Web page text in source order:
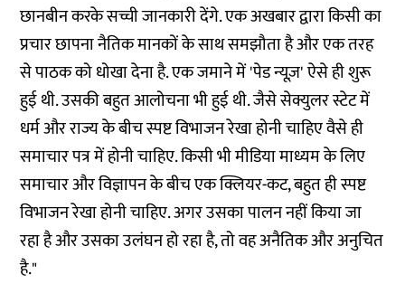
छानबीन करके सच्ची जानकारी देंगे. एक अखबार द्वारा किसी का
प्रचार छापना नैतिक मानकों के साथ समझौता है और एक तरह
से पाठक को धोखा देना है. एक जमाने में 'पेड न्यूज़' ऐसे ही शुरू
हुई थी. उसकी बहुत आलोचना भी हुई थी. जैसे सेक्युलर स्टेट में
धर्म और राज्य के बीच स्पष्ट विभाजन रेखा होनी चाहिए वैसे ही
समाचार पत्र में होनी चाहिए. किसी भी मीडिया माध्यम के लिए
समाचार और विज्ञापन के बीच एक क्लियर-कट, बहुत ही स्पष्ट
विभाजन रेखा होनी चाहिए. अगर उसका पालन नहीं किया जा
रहा है और उसका उलंघन हो रहा है, तो वह अनैतिक और अनुचित
है."